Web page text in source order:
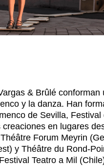
& Brûlé
y la danza. Han
de Sevilla,
creaciones en lugares
Forum Meyrin
y Théâtre du Rond-
Teatro a Mil